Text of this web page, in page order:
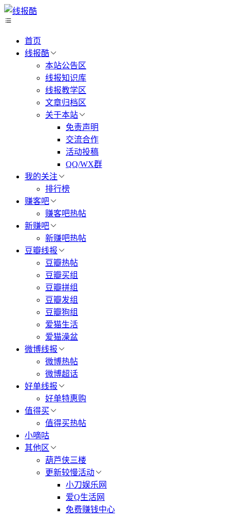
首页
线报酷
本站公告区
线报知识库
线报教学区
文章归档区
关于本站
免责声明
交流合作
活动投稿
QQ/WX群
我的关注
排行榜
赚客吧
赚客吧热帖
新赚吧
新赚吧热帖
豆瓣线报
豆瓣热帖
豆瓣买组
豆瓣拼组
豆瓣发组
豆瓣狗组
爱猫生活
爱猫澡盆
微博线报
微博热帖
微博超话
好单线报
好单特惠购
值得买
值得买热帖
小嘀咕
其他区
葫芦侠三楼
更新较慢活动
小刀娱乐网
爱Q生活网
免费赚钱中心